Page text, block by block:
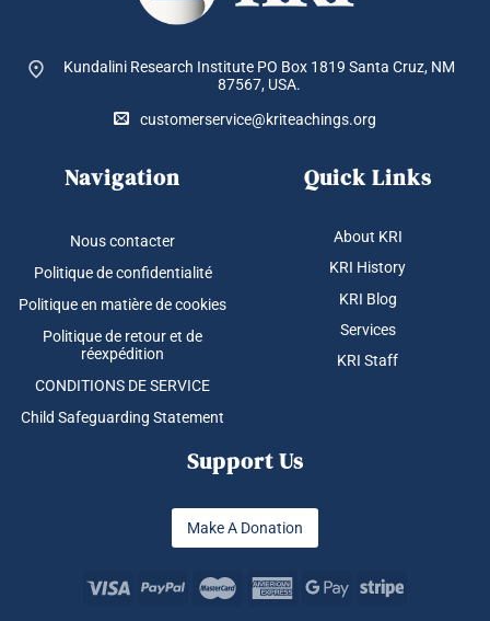
Kundalini Research Institute PO Box 1819 Santa Cruz, NM
87567, USA.
customerservice@kriteachings.org
Navigation
Nous contacter
Politique de confidentialité
Politique en matière de cookies
Politique de retour et de
réexpédition
CONDITIONS DE SERVICE
Child Safeguarding Statement
Quick Links
About KRI
KRI History
KRI Blog
Services
KRI Staff
Support Us
Make A Donation